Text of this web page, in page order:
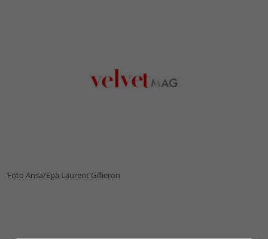
Foto Ansa/Epa Laurent Gillieron